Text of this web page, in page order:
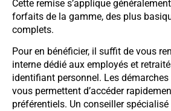
Cette remise s’applique
forfaits de la gamme, des plus
complets.
Pour en bénéficier, il suffit de vous
interne dédié aux employés et
identifiant personnel. Les
vous permettent d’accéder
préférentiels. Un conseiller